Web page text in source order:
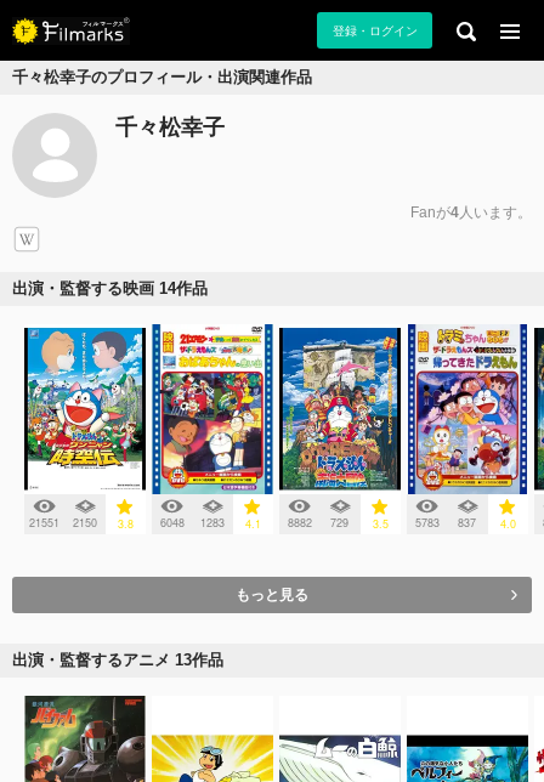
登録・ログイン
千々松幸子のプロフィール・出演関連作品
千々松幸子
Fanが4人います。
出演・監督する映画 14作品
21551 2150 3.8 6048 1283 4.1 8882 729 3.5 5783 837 4.0
もっと見る
出演・監督するアニメ 13作品